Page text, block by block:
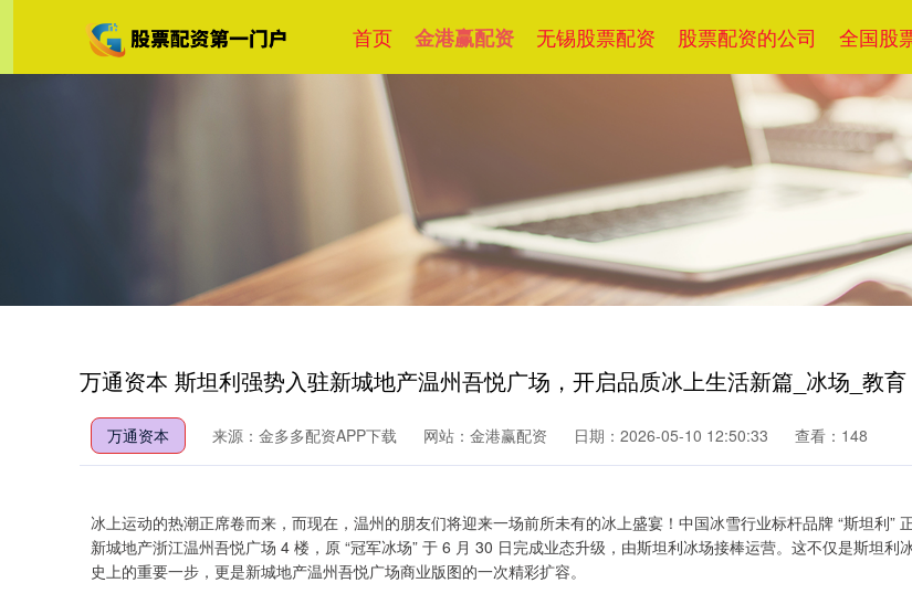
首页 金港赢配资 无锡股票配资 股票配资的公司 全国股
万通资本 斯坦利强势入驻新城地产温州吾悦广场，开启品质冰上生活新篇_冰场_教育
万通资本 来源：金多多配资APP下载 网站：金港赢配资 日期：2026-05-10 12:50:33 查看：148
冰上运动的热潮正席卷而来，而现在，温州的朋友们将迎来一场前所未有的冰上盛宴！中国冰雪行业标杆品牌 “斯坦利”
新城地产浙江温州吾悦广场 4 楼，原 “冠军冰场” 于 6 月 30 日完成业态升级，由斯坦利冰场接棒运营。这不仅是斯坦利
史上的重要一步，更是新城地产温州吾悦广场商业版图的一次精彩扩容。